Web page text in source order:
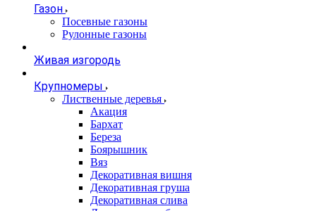
Газон
Посевные газоны
Рулонные газоны
Живая изгородь
Крупномеры
Лиственные деревья
Акация
Бархат
Береза
Боярышник
Вяз
Декоративная вишня
Декоративная груша
Декоративная слива